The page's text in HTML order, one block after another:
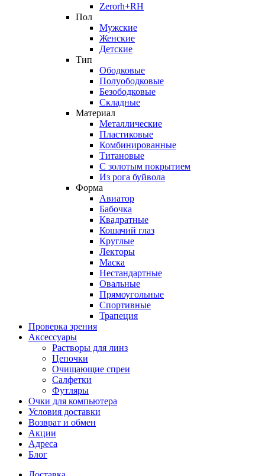
Zerorh+RH
Пол
Мужские
Женские
Детские
Тип
Ободковые
Полуободковые
Безободковые
Складные
Материал
Металлические
Пластиковые
Комбинированные
Титановые
С золотым покрытием
Из рога буйвола
Форма
Авиатор
Бабочка
Квадратные
Кошачий глаз
Круглые
Лекторы
Маска
Нестандартные
Овальные
Прямоугольные
Спортивные
Трапеция
Проверка зрения
Аксессуары
Растворы для линз
Цепочки
Очищающие спреи
Салфетки
Футляры
Очки для компьютера
Условия доставки
Возврат и обмен
Акции
Адреса
Блог